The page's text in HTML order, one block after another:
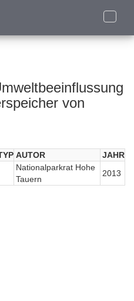
Toggle
von
AUTOR
JAHR
Nationalparkrat Hohe
Tauern
2013